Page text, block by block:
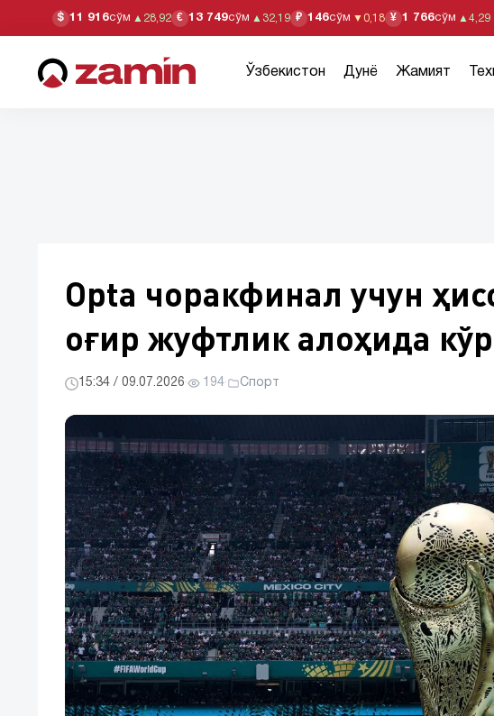
$ 11 916сўм ▲ 28,92 € 13 749сўм ▲ 32,19 ₽ 146сўм ▼ 0,18 ¥ 1 766сўм ▲ 4,29
Ўзбекистон Дунё Жамият
Opta чоракфинал учун
оғир жуфтлик алоҳида
15:34 / 09.07.2026· 194· Спорт